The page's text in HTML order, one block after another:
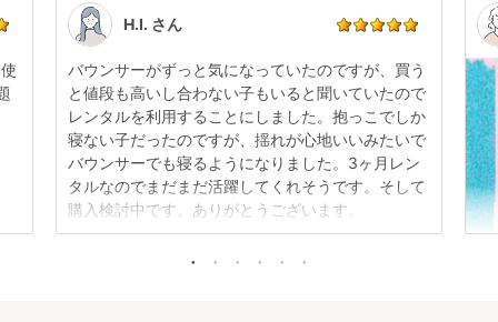
点検清掃については
もご確認ください。
H.I. さん
バウンサーがずっと気になっていたのですが、買う
と値段も高いし合わない子もいると聞いていたので
レンタルを利用することにしました。抱っこでしか
寝ない子だったのですが、揺れが心地いいみたいで
バウンサーでも寝るようになりました。3ヶ月レン
タルなのでまだまだ活躍してくれそうです。そして
購入検討中です。ありがとうございます。